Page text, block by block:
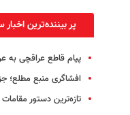
پر بیننده‌ترین
پیام قاطع عراقچی به
افشاگری منبع مطلع؛
تازه‌ترین دستور